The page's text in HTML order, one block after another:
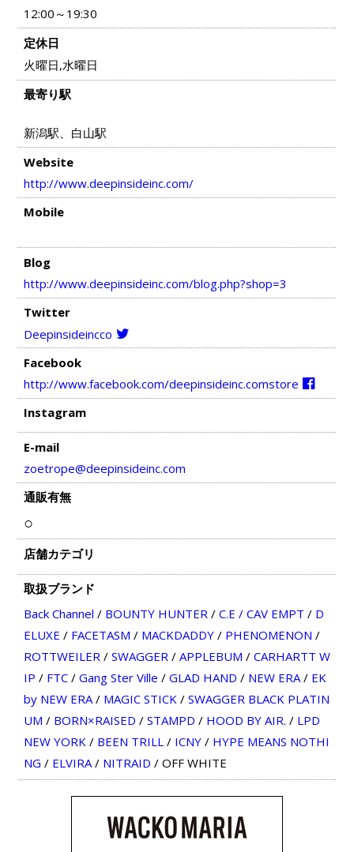
12:00～19:30
定休日
火曜日,水曜日
最寄り駅
新潟駅、白山駅
Website
http://www.deepinsideinc.com/
Mobile
Blog
http://www.deepinsideinc.com/blog.php?shop=3
Twitter
Deepinsideincco
Facebook
http://www.facebook.com/deepinsideinc.comstore
Instagram
E-mail
zoetrope@deepinsideinc.com
通販有無
○
店舗カテゴリ
取扱ブランド
Back Channel / BOUNTY HUNTER / C.E / CAV EMPT / D
ELUXE / FACETASM / MACKDADDY/ PHENOMENON /
ROTTWEILER / SWAGGER / APPLEBUM / CARHARTT W
IP / FTC/ Gang Ster Ville / GLAD HAND / NEW ERA/ EK
by NEW ERA/ MAGIC STICK / SWAGGER BLACK PLATIN
UM / BORN×RAISED / STAMPD / HOOD BY AIR. / LPD
NEW YORK / BEEN TRILL / ICNY/ HYPE MEANS NOTHI
NG / ELVIRA/ NITRAID / OFF WHITE